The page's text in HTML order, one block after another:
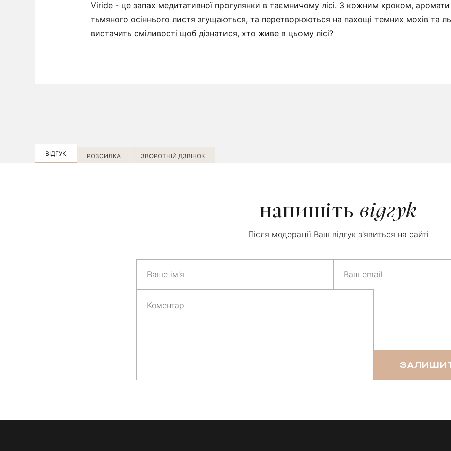
Viride - це запах медитативної прогулянки в таємничому лісі. З кожним кроком,
тьмяного осіннього листя згущаються, та перетворюються на пахощі темних мохів та
вистачить сміливості щоб дізнатися, хто живе в цьому лісі?
ВІДГУК РОЗСИЛКА ЗВОРОТНІЙ ДЗВІНОК
напишіть відгук
Після модерації Ваш відгук з'явиться на сайті